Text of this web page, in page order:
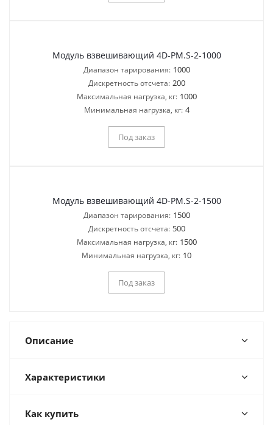
Модуль взвешивающий 4D-PM.S-2-1000
Диапазон тарирования: 1000
Дискретность отсчета: 200
Максимальная нагрузка, кг: 1000
Минимальная нагрузка, кг: 4
Под заказ
Модуль взвешивающий 4D-PM.S-2-1500
Диапазон тарирования: 1500
Дискретность отсчета: 500
Максимальная нагрузка, кг: 1500
Минимальная нагрузка, кг: 10
Под заказ
Описание
Характеристики
Как купить